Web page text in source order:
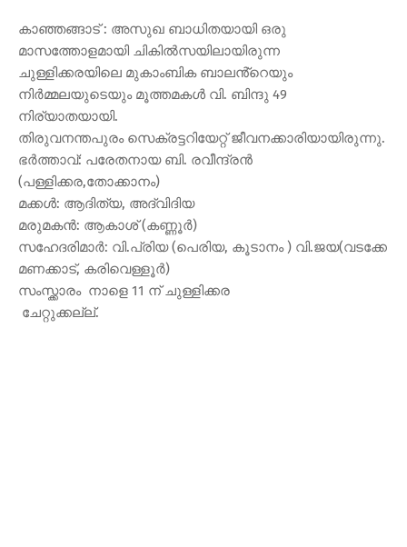
കാഞ്ഞങ്ങാട് : അസുഖ ബാധിതയായി ഒരു
മാസത്തോളമായി ചികിൽസയിലായിരുന്ന
ചുള്ളിക്കരയിലെ മുകാംബിക ബാലൻ്റെയും
നിർമ്മലയുടെയും മൂത്തമകൾ വി. ബിന്ദു 49
നിര്യാതയായി.
തിരുവനന്തപുരം സെക്രട്ടറിയേറ്റ് ജീവനക്കാരിയായിരുന്നു.
ഭർത്താവ്: പരേതനായ ബി. രവീന്ദ്രൻ
(പള്ളിക്കര,തോക്കാനം)
മക്കൾ: ആദിത്യ, അദ്വിദിയ
മരുമകൻ: ആകാശ് (കണ്ണൂർ)
സഹേദരിമാർ: വി.പ്രിയ (പെരിയ, കൂടാനം ) വി.ജയ(വടക്കേ
മണക്കാട്, കരിവെള്ളൂർ)
സംസ്ക്കാരം നാളെ 11 ന് ചുള്ളിക്കര
ചേറ്റുക്കല്ല്.